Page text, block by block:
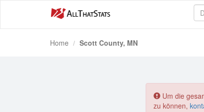
Home Scott County, MN
Um die
zu können,